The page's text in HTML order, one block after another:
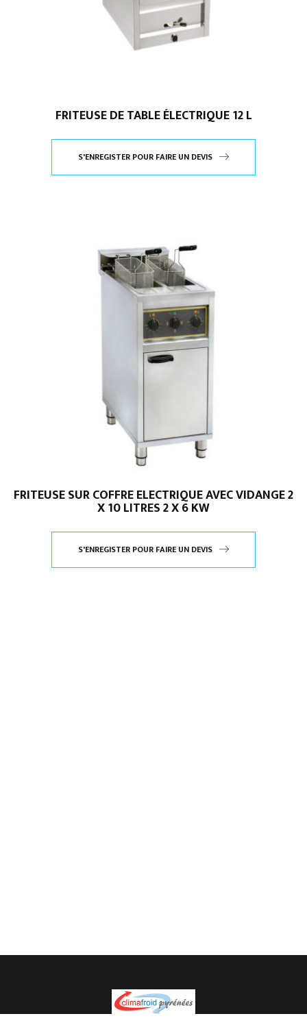
FRITEUSE DE TABLE ÉLECTRIQUE 12 L
S'ENREGISTER POUR FAIRE UN DEVIS
FRITEUSE SUR COFFRE ELECTRIQUE AVEC VIDANGE 2
X 10 LITRES 2 X 6 KW
S'ENREGISTER POUR FAIRE UN DEVIS